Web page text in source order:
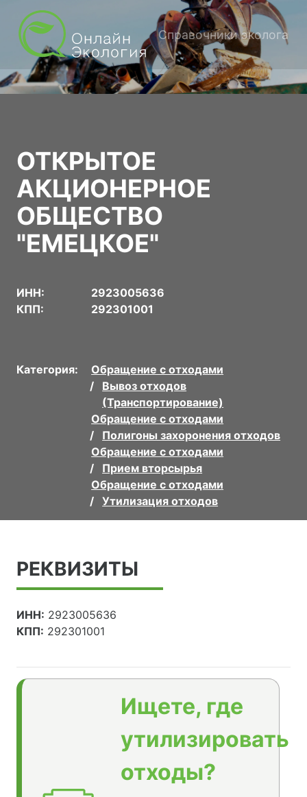
Справочники эколога
ОТКРЫТОЕ
АКЦИОНЕРНОЕ
ОБЩЕСТВО
"ЕМЕЦКОЕ"
ИНН:
2923005636
КПП:
292301001
Категория:
Обращение с отходами
Вывоз отходов
(Транспортирование)
Обращение с отходами
Полигоны захоронения отходов
Обращение с отходами
Прием вторсырья
Обращение с отходами
Утилизация отходов
РЕКВИЗИТЫ
ИНН: 2923005636
КПП: 292301001
Ищете, где
утилизировать
отходы?